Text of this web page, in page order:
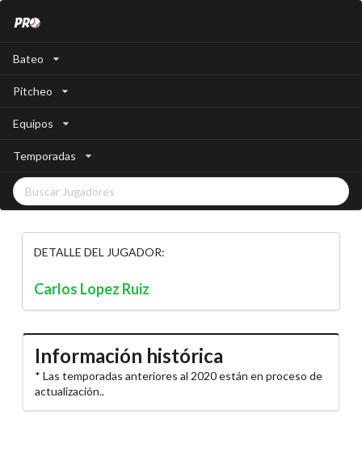
Bateo
Pitcheo
Equipos
Temporadas
DETALLE DEL JUGADOR:
Carlos Lopez Ruiz
Información histórica
* Las temporadas anteriores al 2020 están en proceso de
actualización..